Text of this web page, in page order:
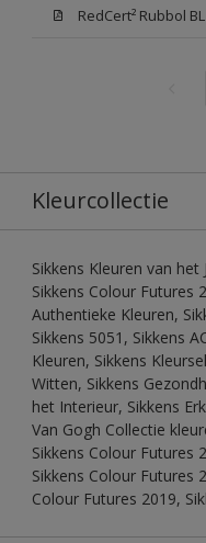
RedCert² Rubbol
Kleurcollectie
Sikkens Kleuren van
Sikkens Colour Futures
Authentieke Kleuren,
Sikkens 5051, Sikkens
Kleuren, Sikkens
Witten, Sikkens
het Interieur, Sikkens
Van Gogh Collectie
Sikkens Colour Futures
Sikkens Colour Futures
Colour Futures 2019,